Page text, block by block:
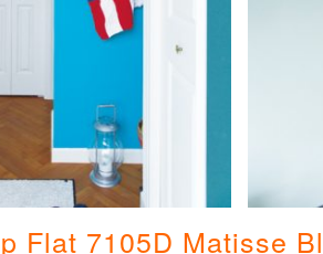
Flat 7105D Matisse